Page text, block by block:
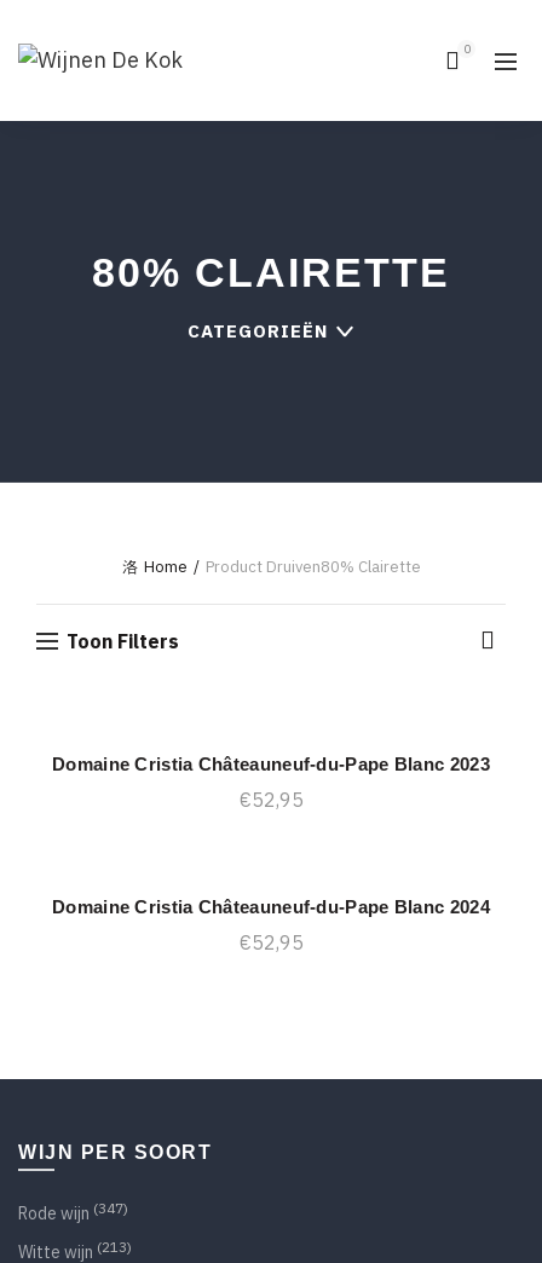
0
80% CLAIRETTE
CATEGORIEËN
Home Product Druiven80% Clairette
Toon Filters
TOEVOEGEN AAN WINKELWAGEN
Domaine Cristia Châteauneuf-du-Pape Blanc 2023
€52,95
TOEVOEGEN AAN WINKELWAGEN
Domaine Cristia Châteauneuf-du-Pape Blanc 2024
€52,95
WIJN PER SOORT
Rode wijn (347)
Witte wijn (213)